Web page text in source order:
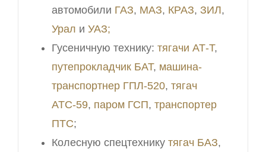
автомобили ГАЗ, МАЗ, КРАЗ, ЗИЛ,
Урал и УАЗ;
Гусеничную технику: тягачи АТ-Т,
путепрокладчик БАТ, машина-
транспортнер ГПЛ-520, тягач
АТС-59, паром ГСП, транспортер
ПТС;
Колесную спецтехнику тягач БАЗ,